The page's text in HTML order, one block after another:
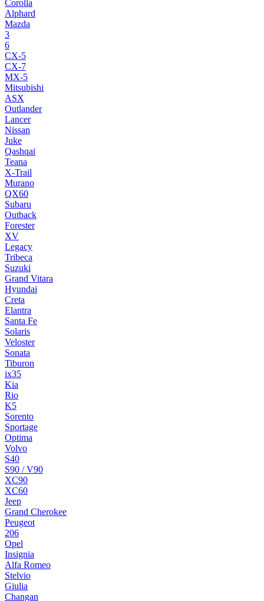
Corolla
Alphard
Mazda
3
6
CX-5
CX-7
MX-5
Mitsubishi
ASX
Outlander
Lancer
Nissan
Juke
Qashqai
Teana
X-Trail
Murano
QX60
Subaru
Outback
Forester
XV
Legacy
Tribeca
Suzuki
Grand Vitara
Hyundai
Creta
Elantra
Santa Fe
Solaris
Veloster
Sonata
Tiburon
ix35
Kia
Rio
K5
Sorento
Sportage
Optima
Volvo
S40
S90 / V90
XC90
XC60
Jeep
Grand Cherokee
Peugeot
206
Opel
Insignia
Alfa Romeo
Stelvio
Giulia
Changan